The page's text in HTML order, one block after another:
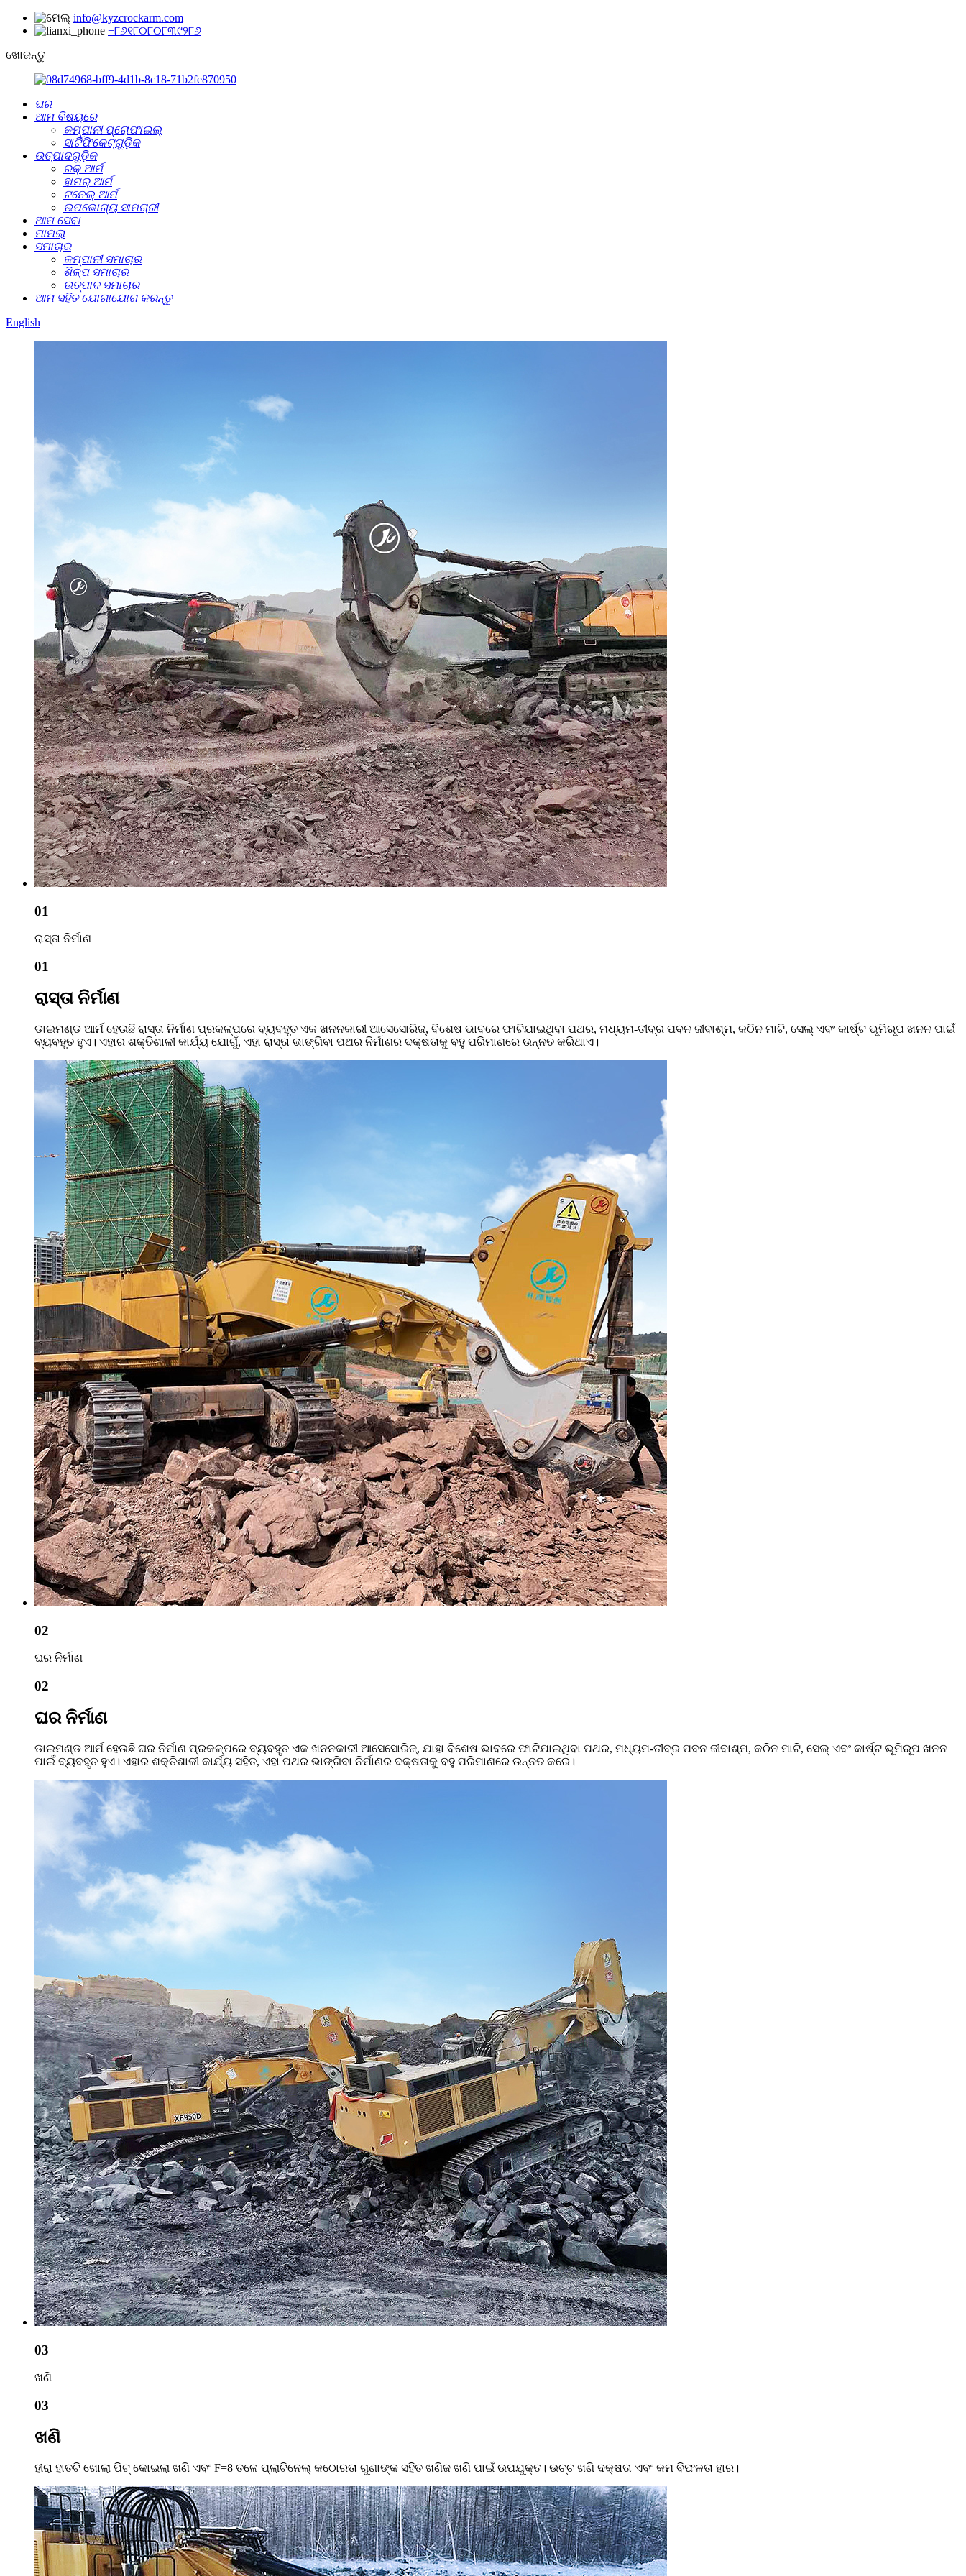
info@kyzcrockarm.com
+୮୬୧୮୦୮୦୮୩୯୨୮୬
ଖୋଜନ୍ତୁ
ଘର
ଆମ ବିଷୟରେ
କମ୍ପାନୀ ପ୍ରୋଫାଇଲ୍
ସାର୍ଟିଫିକେଟ୍‌ଗୁଡ଼ିକ
ଉତ୍ପାଦଗୁଡ଼ିକ
ରକ୍ ଆର୍ମ
ହାମର୍ ଆର୍ମ
ଟନେଲ୍‌ ଆର୍ମ
ଉପଭୋଗ୍ୟ ସାମଗ୍ରୀ
ଆମ ସେବା
ମାମଲା
ସମାଚାର
କମ୍ପାନୀ ସମାଚାର
ଶିଳ୍ପ ସମାଚାର
ଉତ୍ପାଦ ସମାଚାର
ଆମ ସହିତ ଯୋଗାଯୋଗ କରନ୍ତୁ
English
01
ରାସ୍ତା ନିର୍ମାଣ
01
ରାସ୍ତା ନିର୍ମାଣ
ଡାଇମଣ୍ଡ ଆର୍ମ ହେଉଛି ରାସ୍ତା ନିର୍ମାଣ ପ୍ରକଳ୍ପରେ ବ୍ୟବହୃତ ଏକ ଖନନକାରୀ ଆସେସୋରିଜ୍, ବିଶେଷ ଭାବରେ ଫାଟିଯାଇଥିବା ପଥର, ମଧ୍ୟମ-ତୀବ୍ର ପବନ ଜୀବାଶ୍ମ, କଠିନ ମାଟି, ସେଲ୍ ଏବଂ କାର୍ଷ୍ଟ ଭୂମିରୂପ ଖନନ ପାଇଁ
ବ୍ୟବହୃତ ହୁଏ। ଏହାର ଶକ୍ତିଶାଳୀ କାର୍ଯ୍ୟ ଯୋଗୁଁ, ଏହା ରାସ୍ତା ଭାଙ୍ଗିବା ପଥର ନିର୍ମାଣର ଦକ୍ଷତାକୁ ବହୁ ପରିମାଣରେ ଉନ୍ନତ କରିଥାଏ।
02
ଘର ନିର୍ମାଣ
02
ଘର ନିର୍ମାଣ
ଡାଇମଣ୍ଡ ଆର୍ମ ହେଉଛି ଘର ନିର୍ମାଣ ପ୍ରକଳ୍ପରେ ବ୍ୟବହୃତ ଏକ ଖନନକାରୀ ଆସେସୋରିଜ୍, ଯାହା ବିଶେଷ ଭାବରେ ଫାଟିଯାଇଥିବା ପଥର, ମଧ୍ୟମ-ତୀବ୍ର ପବନ ଜୀବାଶ୍ମ, କଠିନ ମାଟି, ସେଲ୍ ଏବଂ କାର୍ଷ୍ଟ ଭୂମିରୂପ ଖନନ
ପାଇଁ ବ୍ୟବହୃତ ହୁଏ। ଏହାର ଶକ୍ତିଶାଳୀ କାର୍ଯ୍ୟ ସହିତ, ଏହା ପଥର ଭାଙ୍ଗିବା ନିର୍ମାଣର ଦକ୍ଷତାକୁ ବହୁ ପରିମାଣରେ ଉନ୍ନତ କରେ।
03
ଖଣି
03
ଖଣି
ହୀରା ହାତଟି ଖୋଲା ପିଟ୍ କୋଇଲା ଖଣି ଏବଂ F=8 ତଳେ ପ୍ଲାଟିନେଲ୍ କଠୋରତା ଗୁଣାଙ୍କ ସହିତ ଖଣିଜ ଖଣି ପାଇଁ ଉପଯୁକ୍ତ। ଉଚ୍ଚ ଖଣି ଦକ୍ଷତା ଏବଂ କମ ବିଫଳତା ହାର।